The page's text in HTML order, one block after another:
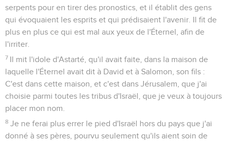
serpents pour en tirer des pronostics, et il établit des gens
qui évoquaient les esprits et qui prédisaient l'avenir. Il fit de
plus en plus ce qui est mal aux yeux de l'Éternel, afin de
l'irriter.
7 Il mit l'idole d'Astarté, qu'il avait faite, dans la maison de
laquelle l'Éternel avait dit à David et à Salomon, son fils :
C'est dans cette maison, et c'est dans Jérusalem, que j'ai
choisie parmi toutes les tribus d'Israël, que je veux à toujours
placer mon nom.
8 Je ne ferai plus errer le pied d'Israël hors du pays que j'ai
donné à ses pères, pourvu seulement qu'ils aient soin de